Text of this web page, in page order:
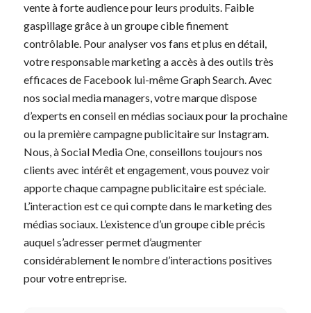
vente à forte audience pour leurs produits. Faible
gaspillage grâce à un groupe cible finement
contrôlable. Pour analyser vos fans et plus en détail,
votre responsable marketing a accès à des outils très
efficaces de Facebook lui-même Graph Search. Avec
nos social media managers, votre marque dispose
d’experts en conseil en médias sociaux pour la prochaine
ou la première campagne publicitaire sur Instagram.
Nous, à Social Media One, conseillons toujours nos
clients avec intérêt et engagement, vous pouvez voir
apporte chaque campagne publicitaire est spéciale.
L’interaction est ce qui compte dans le marketing des
médias sociaux. L’existence d’un groupe cible précis
auquel s’adresser permet d’augmenter
considérablement le nombre d’interactions positives
pour votre entreprise.